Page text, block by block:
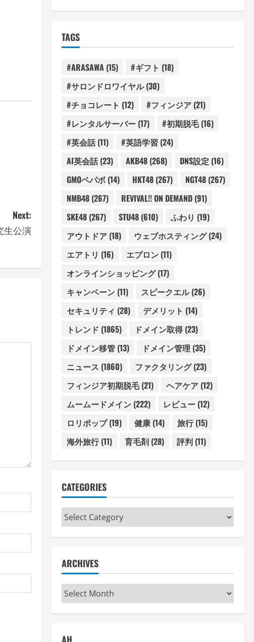
Next:
生公演
TAGS
#ARASAWA(15) #ギフト (18)
#サロンドロワイヤル(30)
#チョコレート (12) #フィンジア(21)
#レンタルサーバー(17) #初期脱毛(16)
#英会話(11) #英語学習 (24)
AI英会話(23) AKB48(268) DNS設定 (16)
GMOペパボ(14) HKT48(267) NGT48(267)
NMB48(267) REVIVAL!! ON DEMAND(91)
SKE48(267) STU48(610) ふわり (19)
アウトドア(18) ウェブホスティング(24)
エアトリ (16) エプロン(11)
オンラインショッピング(17)
キャンペーン(11) スピークエル(26)
セキュリティ (28) デメリット (14)
トレンド (1865) ドメイン取得(23)
ドメイン移管(13) ドメイン管理 (35)
ニュース (1860) ファクタリング(23)
フィンジア初期脱毛(21) ヘアケア(12)
ムームードメイン(222) レビュー(12)
ロリポップ(19) 健康(14) 旅行(15)
海外旅行(11) 育毛剤(28) 評判(11)
CATEGORIES
Categories
ARCHIVES
Archives